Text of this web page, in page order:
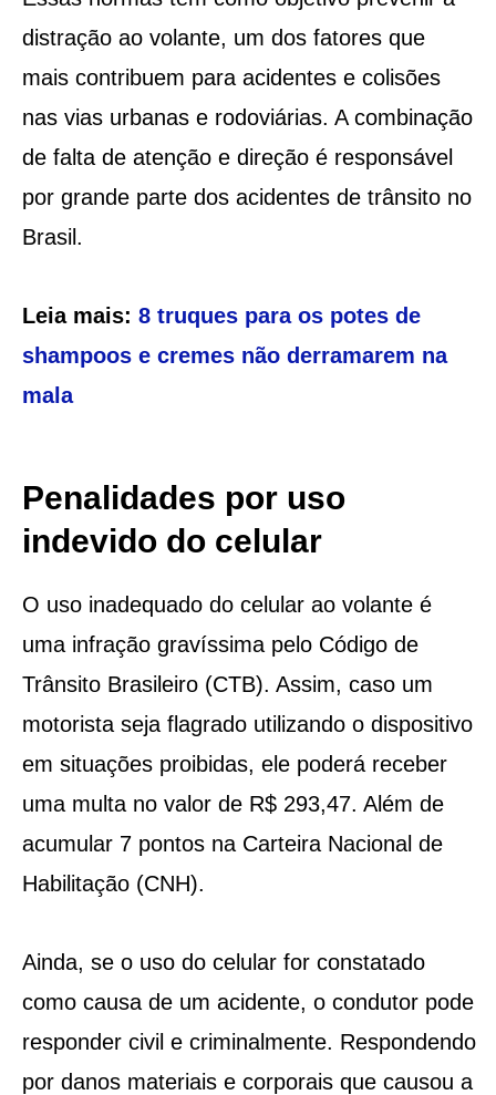
distração ao volante, um dos fatores que
mais contribuem para acidentes e colisões
nas vias urbanas e rodoviárias. A combinação
de falta de atenção e direção é responsável
por grande parte dos acidentes de trânsito no
Brasil.
Leia mais: 8 truques para os potes de
shampoos e cremes não derramarem na
mala
Penalidades por uso
indevido do celular
O uso inadequado do celular ao volante é
uma infração gravíssima pelo Código de
Trânsito Brasileiro (CTB). Assim, caso um
motorista seja flagrado utilizando o dispositivo
em situações proibidas, ele poderá receber
uma multa no valor de R$ 293,47. Além de
acumular 7 pontos na Carteira Nacional de
Habilitação (CNH).
Ainda, se o uso do celular for constatado
como causa de um acidente, o condutor pode
responder civil e criminalmente. Respondendo
por danos materiais e corporais que causou a